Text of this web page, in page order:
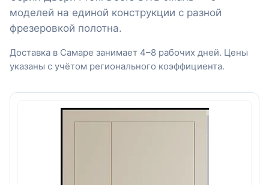
моделей на единой конструкции с разной
фрезеровкой полотна.
Доставка в Самаре занимает 4–8 рабочих дней. Цены
указаны с учётом регионального коэффициента.